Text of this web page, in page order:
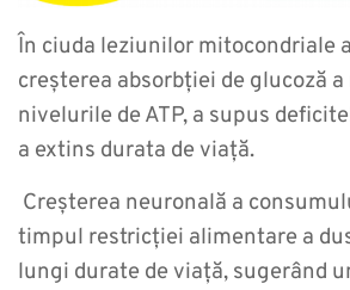
În ciuda leziunilor mitocondriale
creșterea absorbției de glucoză
nivelurile de ATP, a supus
a extins durata de viață.
Creșterea neuronală a
timpul restricției alimentare a
lungi durate de viață, sugerând